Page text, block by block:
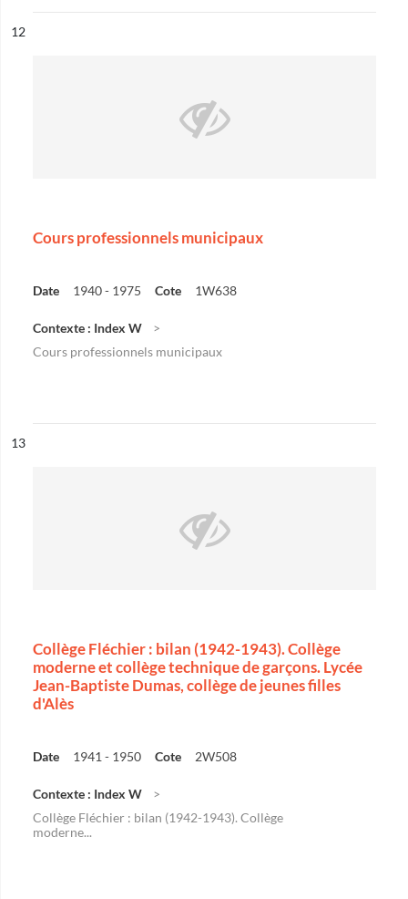
n°
12
Cours professionnels municipaux
Date 1940 - 1975 Cote 1W638
Contexte : Index W
Cours professionnels municipaux
n°
13
Collège Fléchier : bilan (1942-1943). Collège
moderne et collège technique de garçons. Lycée
Jean-Baptiste Dumas, collège de jeunes filles
d'Alès
Date 1941 - 1950 Cote 2W508
Contexte : Index W
Collège Fléchier : bilan (1942-1943). Collège
moderne...